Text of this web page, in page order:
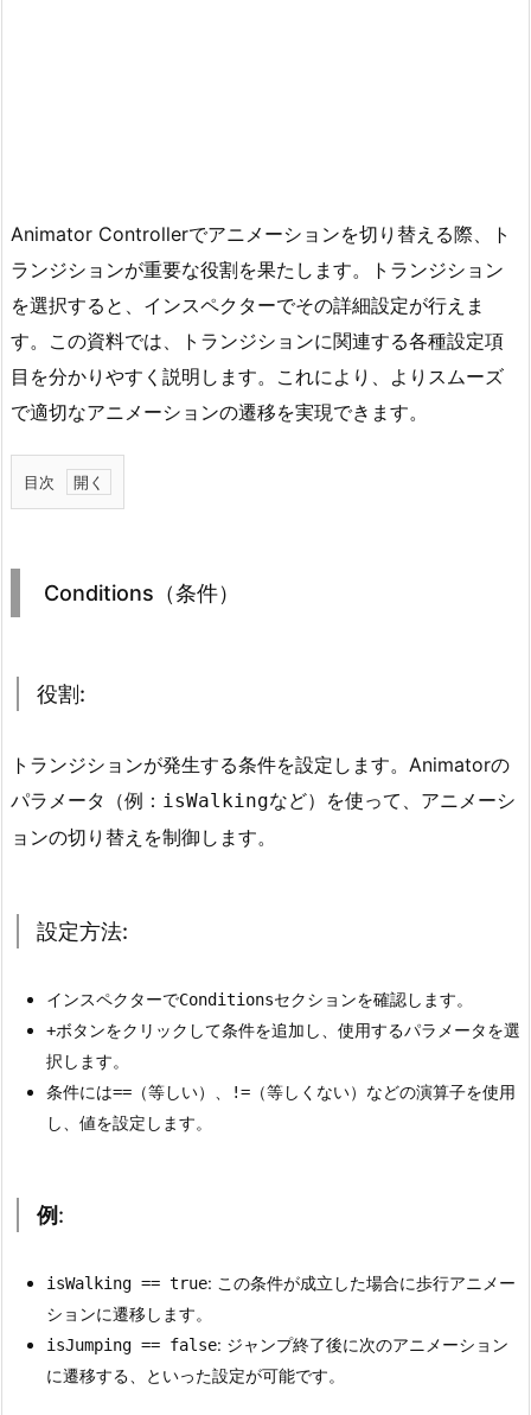
Animator Controllerでアニメーションを切り替える際、ト
ランジションが重要な役割を果たします。トランジション
を選択すると、インスペクターでその詳細設定が行えま
す。この資料では、トランジションに関連する各種設定項
目を分かりやすく説明します。これにより、よりスムーズ
で適切なアニメーションの遷移を実現できます。
目次
1.
n
t
o
n
（条
1.
1.
割:
1.
2.
設
定
2.
H
Conditions（条件）
役割:
トランジションが発生する条件を設定します。Animatorの
パラメータ（例： isWalkingなど）を使って、アニメーシ
ョンの切り替えを制御します。
設定方法:
インスペクターでConditionsセクションを確認します。
+ボタンをクリックして条件を追加し、使用するパラメータを選
択します。
条件には== （等しい）、 != （等しくない）などの演算子を使用
し、値を設定します。
例:
isWalking == true: この条件が成立した場合に歩行アニメー
ションに遷移します。
isJumping == false: ジャンプ終了後に次のアニメーション
に遷移する、といった設定が可能です。